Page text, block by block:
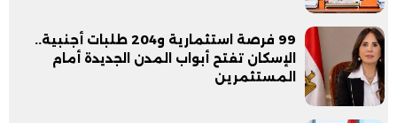
99 فرصة استثمارية و204 طلبات أجنبية..
الإسكان تفتح أبواب المدن الجديدة أمام
المستثمرين